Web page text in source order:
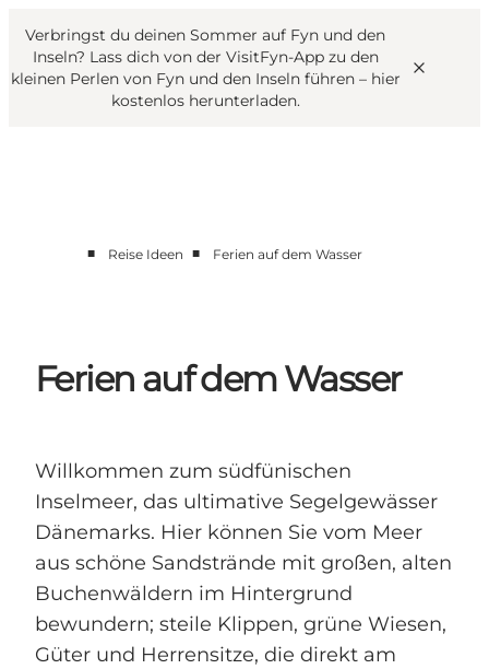
Verbringst du deinen Sommer auf Fyn und den
Inseln? Lass dich von der VisitFyn-App zu den
kleinen Perlen von Fyn und den Inseln führen – hier
kostenlos herunterladen.
VisitFyn
Deutsch
■ Reise Ideen ■ Ferien auf dem Wasser
Ferien auf dem Wasser
Willkommen zum südfünischen
Inselmeer, das ultimative Segelgewässer
Dänemarks. Hier können Sie vom Meer
aus schöne Sandstrände mit großen, alten
Buchenwäldern im Hintergrund
bewundern; steile Klippen, grüne Wiesen,
Güter und Herrensitze, die direkt am